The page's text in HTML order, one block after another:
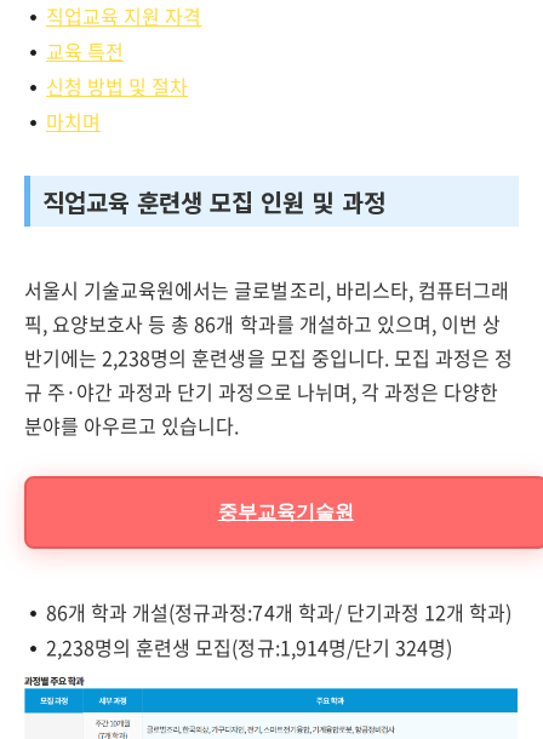
직업교육 지원 자격
교육 특전
신청 방법 및 절차
마치며
직업교육 훈련생 모집 인원 및 과정
서울시 기술교육원에서는 글로벌조리, 바리스타, 컴퓨터그래
픽, 요양보호사 등 총 86개 학과를 개설하고 있으며, 이번 상
반기에는 2,238명의 훈련생을 모집 중입니다. 모집 과정은 정
규 주·야간 과정과 단기 과정으로 나뉘며, 각 과정은 다양한
분야를 아우르고 있습니다.
중부교육기술원
86개 학과 개설(정규과정:74개 학과/ 단기과정 12개 학과)
2,238명의 훈련생 모집(정규:1,914명/단기 324명)